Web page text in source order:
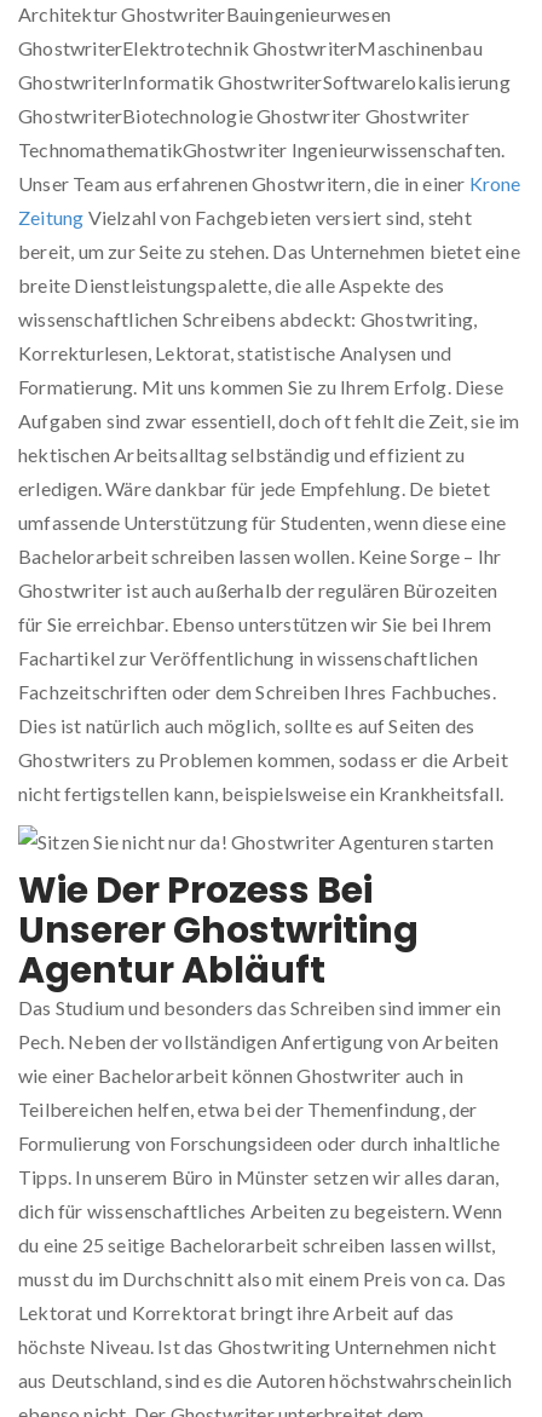
Architektur GhostwriterBauingenieurwesen
GhostwriterElektrotechnik GhostwriterMaschinenbau
GhostwriterInformatik GhostwriterSoftwarelokalisierung
GhostwriterBiotechnologie Ghostwriter Ghostwriter
TechnomathematikGhostwriter Ingenieurwissenschaften.
Unser Team aus erfahrenen Ghostwritern, die in einer Krone
Zeitung Vielzahl von Fachgebieten versiert sind, steht
bereit, um zur Seite zu stehen. Das Unternehmen bietet eine
breite Dienstleistungspalette, die alle Aspekte des
wissenschaftlichen Schreibens abdeckt: Ghostwriting,
Korrekturlesen, Lektorat, statistische Analysen und
Formatierung. Mit uns kommen Sie zu Ihrem Erfolg. Diese
Aufgaben sind zwar essentiell, doch oft fehlt die Zeit, sie im
hektischen Arbeitsalltag selbständig und effizient zu
erledigen. Wäre dankbar für jede Empfehlung. De bietet
umfassende Unterstützung für Studenten, wenn diese eine
Bachelorarbeit schreiben lassen wollen. Keine Sorge – Ihr
Ghostwriter ist auch außerhalb der regulären Bürozeiten
für Sie erreichbar. Ebenso unterstützen wir Sie bei Ihrem
Fachartikel zur Veröffentlichung in wissenschaftlichen
Fachzeitschriften oder dem Schreiben Ihres Fachbuches.
Dies ist natürlich auch möglich, sollte es auf Seiten des
Ghostwriters zu Problemen kommen, sodass er die Arbeit
nicht fertigstellen kann, beispielsweise ein Krankheitsfall.
Wie Der Prozess Bei
Unserer Ghostwriting
Agentur Abläuft
Das Studium und besonders das Schreiben sind immer ein
Pech. Neben der vollständigen Anfertigung von Arbeiten
wie einer Bachelorarbeit können Ghostwriter auch in
Teilbereichen helfen, etwa bei der Themenfindung, der
Formulierung von Forschungsideen oder durch inhaltliche
Tipps. In unserem Büro in Münster setzen wir alles daran,
dich für wissenschaftliches Arbeiten zu begeistern. Wenn
du eine 25 seitige Bachelorarbeit schreiben lassen willst,
musst du im Durchschnitt also mit einem Preis von ca. Das
Lektorat und Korrektorat bringt ihre Arbeit auf das
höchste Niveau. Ist das Ghostwriting Unternehmen nicht
aus Deutschland, sind es die Autoren höchstwahrscheinlich